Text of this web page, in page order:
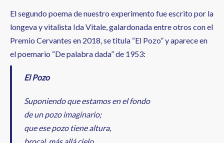
El segundo poema de nuestro experimento fue escrito por la
longeva y vitalista Ida Vitale, galardonada entre otros con el
Premio Cervantes en 2018, se titula “El Pozo” y aparece en
el poemario “De palabra dada” de 1953:
El Pozo
Suponiendo que estamos en el fondo
de un pozo imaginario;
que ese pozo tiene altura,